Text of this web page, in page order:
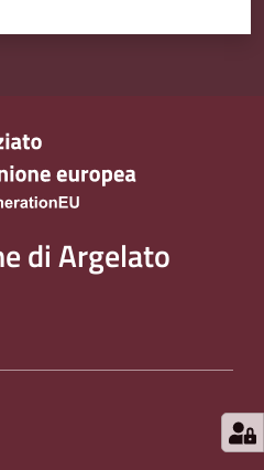
di Argelato